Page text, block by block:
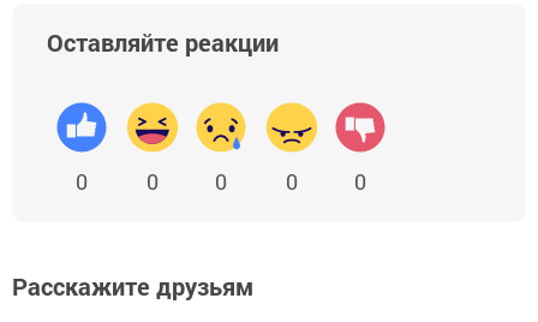
Оставляйте реакции
0 0 0 0 0
Расскажите друзьям